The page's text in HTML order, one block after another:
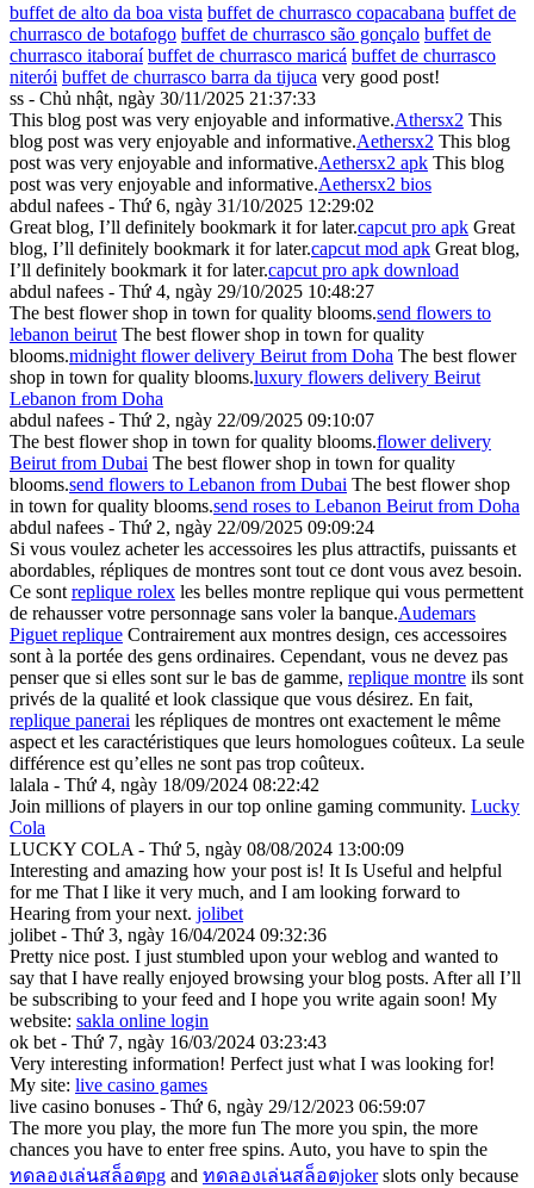
buffet de alto da boa vista buffet de churrasco copacabana buffet de
churrasco de botafogo buffet de churrasco são gonçalo buffet de
churrasco itaboraí buffet de churrasco maricá buffet de churrasco
niterói buffet de churrasco barra da tijuca very good post!
ss - Chủ nhật, ngày 30/11/2025 21:37:33
This blog post was very enjoyable and informative.Athersx2 This
blog post was very enjoyable and informative.Aethersx2 This blog
post was very enjoyable and informative.Aethersx2 apk This blog
post was very enjoyable and informative.Aethersx2 bios
abdul nafees - Thứ 6, ngày 31/10/2025 12:29:02
Great blog, I’ll definitely bookmark it for later.capcut pro apk Great
blog, I’ll definitely bookmark it for later.capcut mod apk Great blog,
I’ll definitely bookmark it for later.capcut pro apk download
abdul nafees - Thứ 4, ngày 29/10/2025 10:48:27
The best flower shop in town for quality blooms.send flowers to
lebanon beirut The best flower shop in town for quality
blooms.midnight flower delivery Beirut from Doha The best flower
shop in town for quality blooms.luxury flowers delivery Beirut
Lebanon from Doha
abdul nafees - Thứ 2, ngày 22/09/2025 09:10:07
The best flower shop in town for quality blooms.flower delivery
Beirut from Dubai The best flower shop in town for quality
blooms.send flowers to Lebanon from Dubai The best flower shop
in town for quality blooms.send roses to Lebanon Beirut from Doha
abdul nafees - Thứ 2, ngày 22/09/2025 09:09:24
Si vous voulez acheter les accessoires les plus attractifs, puissants et
abordables, répliques de montres sont tout ce dont vous avez besoin.
Ce sont replique rolex les belles montre replique qui vous permettent
de rehausser votre personnage sans voler la banque.Audemars
Piguet replique Contrairement aux montres design, ces accessoires
sont à la portée des gens ordinaires. Cependant, vous ne devez pas
penser que si elles sont sur le bas de gamme, replique montre ils sont
privés de la qualité et look classique que vous désirez. En fait,
replique panerai les répliques de montres ont exactement le même
aspect et les caractéristiques que leurs homologues coûteux. La seule
différence est qu’elles ne sont pas trop coûteux.
lalala - Thứ 4, ngày 18/09/2024 08:22:42
Join millions of players in our top online gaming community. Lucky
Cola
LUCKY COLA - Thứ 5, ngày 08/08/2024 13:00:09
Interesting and amazing how your post is! It Is Useful and helpful
for me That I like it very much, and I am looking forward to
Hearing from your next. jolibet
jolibet - Thứ 3, ngày 16/04/2024 09:32:36
Pretty nice post. I just stumbled upon your weblog and wanted to
say that I have really enjoyed browsing your blog posts. After all I’ll
be subscribing to your feed and I hope you write again soon! My
website: sakla online login
ok bet - Thứ 7, ngày 16/03/2024 03:23:43
Very interesting information! Perfect just what I was looking for!
My site: live casino games
live casino bonuses - Thứ 6, ngày 29/12/2023 06:59:07
The more you play, the more fun The more you spin, the more
chances you have to enter free spins. Auto, you have to spin the
ทดลองเล่นสล็อตpg and ทดลองเล่นสล็อตjokerslots only because